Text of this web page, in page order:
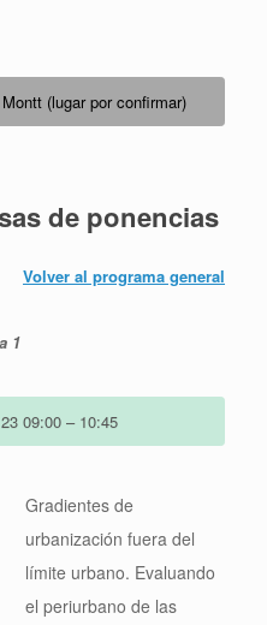
(lugar por confirmar)
de ponencias
Volver al programa general
1
09:00 – 10:45
Gradientes de
urbanización fuera del
límite urbano. Evaluando
el periurbano de las